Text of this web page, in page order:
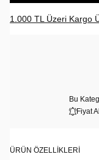
1.000 TL Üzeri Kargo
Bu
Fiyat
ÜRÜN ÖZELLIKLERI